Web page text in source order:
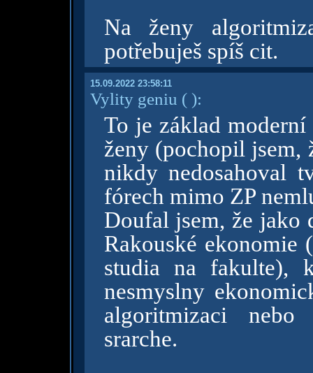
Na ženy
potřebuješ spíš cit.
15.09.2022 23:58:11
Vylity geniu ( ):
To je základ
ženy (pochopil jsem,
nikdy nedosahoval
fórech mimo ZP
Doufal jsem, že jako
Rakouské ekonomie
studia na fakulte),
nesmyslny
algoritmizaci
srarche.